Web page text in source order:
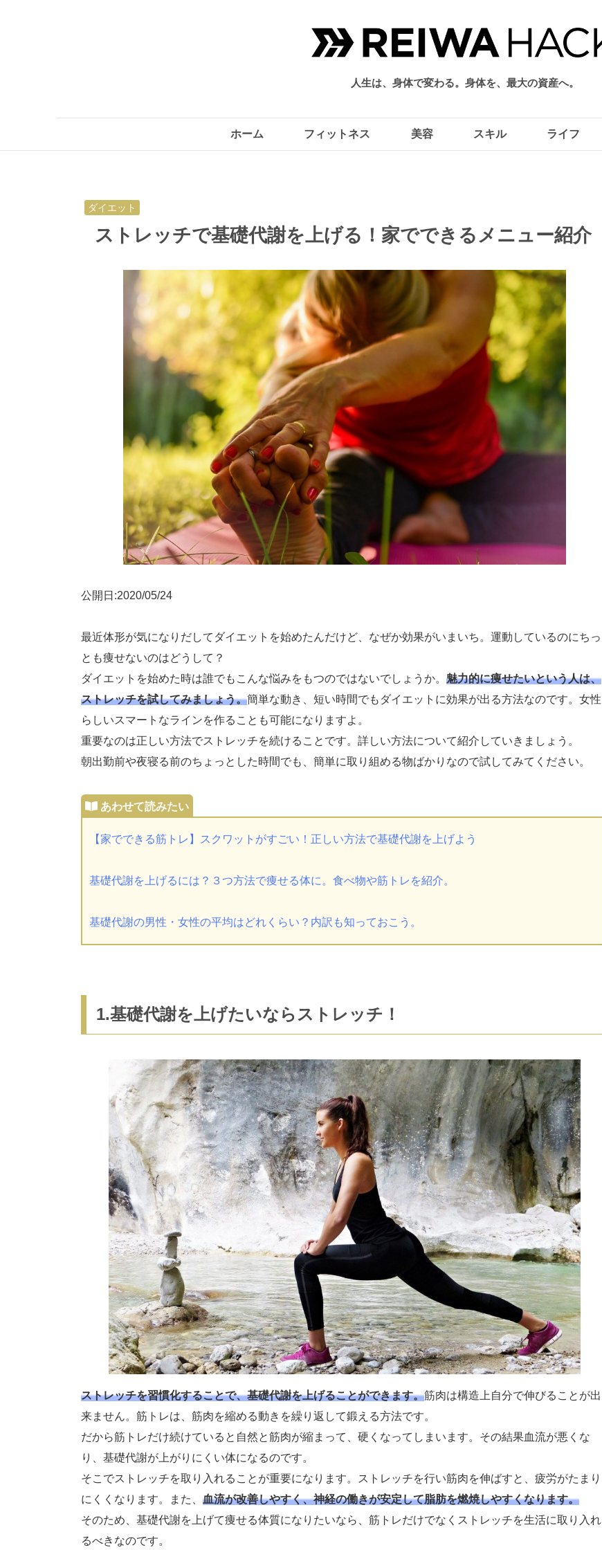
人生は、身体で変わる。身体を、最大の資産へ。
ホーム フィットネス 美容 スキル ライフ
ダイエット
ストレッチで基礎代謝を上げる！家でできるメニュー紹介
公開日:2020/05/24
最近体形が気になりだしてダイエットを始めたんだけど、なぜか効果がいまいち。運動しているのにちっ
とも痩せないのはどうして？
ダイエットを始めた時は誰でもこんな悩みをもつのではないでしょうか。 魅力的に痩せたいという人は、
ストレッチを試してみましょう。簡単な動き、短い時間でもダイエットに効果が出る方法なのです。女性
らしいスマートなラインを作ることも可能になりますよ。
重要なのは正しい方法でストレッチを続けることです。詳しい方法について紹介していきましょう。
朝出勤前や夜寝る前のちょっとした時間でも、簡単に取り組める物ばかりなので試してみてください。
【家でできる筋トレ】スクワットがすごい！正しい方法で基礎代謝を上げよう
基礎代謝を上げるには？３つ方法で痩せる体に。食べ物や筋トレを紹介。
基礎代謝の男性・女性の平均はどれくらい？内訳も知っておこう。
1.基礎代謝を上げたいならストレッチ！
ストレッチを習慣化することで、基礎代謝を上げることができます。筋肉は構造上自分で伸びることが出
来ません。筋トレは、筋肉を縮める動きを繰り返して鍛える方法です。
だから筋トレだけ続けていると自然と筋肉が縮まって、硬くなってしまいます。その結果血流が悪くな
り、基礎代謝が上がりにくい体になるのです。
そこでストレッチを取り入れることが重要になります。ストレッチを行い筋肉を伸ばすと、疲労がたまり
にくくなります。また、 血流が改善しやすく、神経の働きが安定して脂肪を燃焼しやすくなります。
そのため、基礎代謝を上げて痩せる体質になりたいなら、筋トレだけでなくストレッチを生活に取り入れ
るべきなのです。